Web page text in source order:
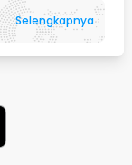
Selengkapnya